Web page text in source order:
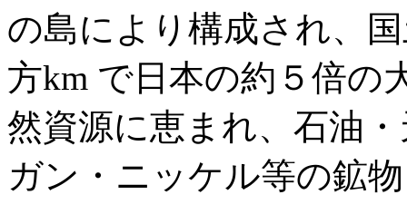
の島により構成され、
方km で日本の約５倍の
然資源に恵まれ、石油
ガン・ニッケル等の鉱